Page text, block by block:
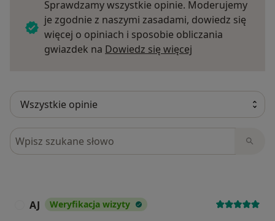
Sprawdzamy wszystkie opinie. Moderujemy
je zgodnie z naszymi zasadami, dowiedz się
więcej o opiniach i sposobie obliczania
gwiazdek na Dowiedz się więcej
Szukaj w opiniach
AJ Weryfikacja wizyty